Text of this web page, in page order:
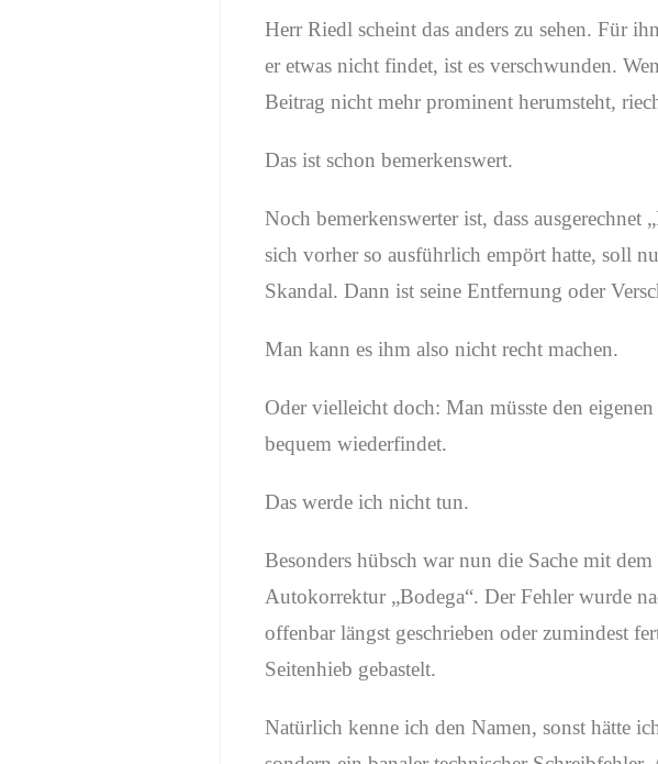
Herr Riedl scheint das anders zu sehen. Für
er etwas nicht findet, ist es verschwunden.
Beitrag nicht mehr prominent herumsteht,
Das ist schon bemerkenswert.
Noch bemerkenswerter ist, dass
sich vorher so ausführlich empört hatte, soll
Skandal. Dann ist seine Entfernung oder
Man kann es ihm also nicht recht machen.
Oder vielleicht doch: Man müsste den
bequem wiederfindet.
Das werde ich nicht tun.
Besonders hübsch war nun die Sache mit
Autokorrektur „Bodega“. Der Fehler wurde
offenbar längst geschrieben oder zumindest
Seitenhieb gebastelt.
Natürlich kenne ich den Namen, sonst hätte